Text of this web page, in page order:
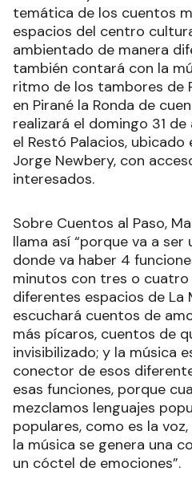
temática de los cuentos
espacios del centro
ambientado de manera
también contará con la
ritmo de los tambores de
en Pirané la Ronda de
realizará el domingo 31
el Restó Palacios,
Jorge Newbery, con
interesados.
Sobre Cuentos al Paso,
llama así “porque va a ser
donde va haber 4
minutos con tres o cuatro
diferentes espacios de La
escuchará cuentos de
más pícaros, cuentos de
invisibilizado; y la música
conector de esos
esas funciones, porque
mezclamos lenguajes
populares, como es la
la música se genera una
un cóctel de emociones”.